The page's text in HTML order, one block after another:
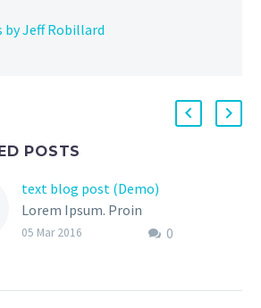
by Jeff Robillard
POSTS
text blog post (Demo)
Lorem Ipsum. Proin
gravida nibh vel velit
bibendum auctor, nisi elit
0
05 Mar 2016